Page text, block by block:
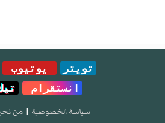
تويتر يوتيوب
انستقرام
سياسة الخصوصية | من